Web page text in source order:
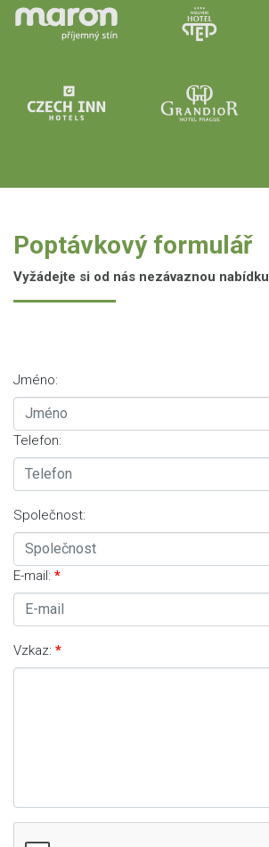
Poptávkový formulář
Vyžádejte si od nás nezávaznou nabídku
Jméno:
Telefon:
Společnost:
E-mail:
Vzkaz: